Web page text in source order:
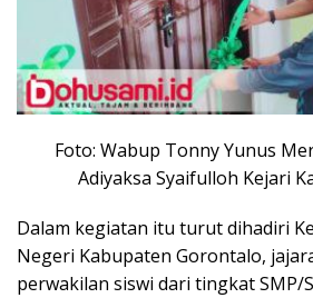
Foto: Wabup Tonny Yunus
Adiyaksa Syaifulloh Kejari
Dalam kegiatan itu turut dihadiri
Negeri Kabupaten Gorontalo,
perwakilan siswi dari tingkat SMP/